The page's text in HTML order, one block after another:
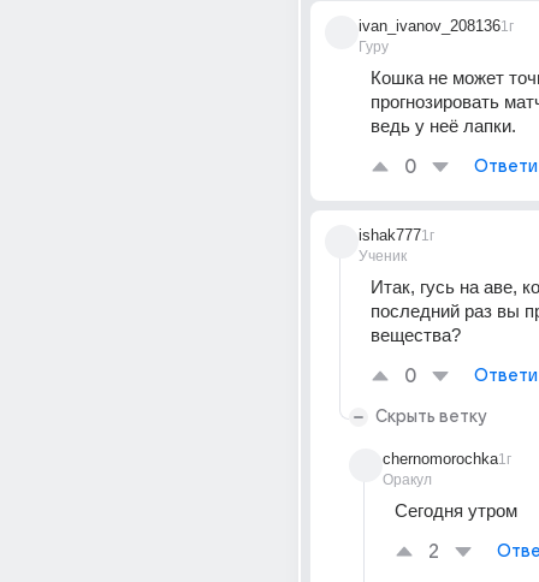
ivan_ivanov_208136
Гуру
1г
Кошка не может
прогнозировать
ведь у неё лапки.
0
ishak777
Ученик
1г
Итак, гусь на аве,
последний раз вы
вещества?
0
Скрыть ветку
chernomorochka
Оракул
1г
Сегодня утром
2